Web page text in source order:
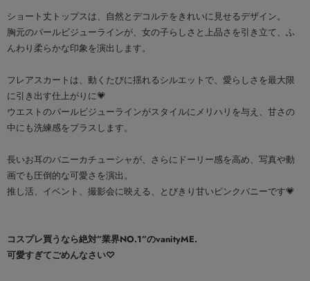
ショート丈トップスは、自然とデコルテをきれいに見せるデザイン。
胸元のパールビジューラインが、女の子らしさと上品さを引き立て、ふ
んわり柔らかな印象を演出します。
フレアスカートは、動くたびに揺れるシルエットで、愛らしさを最大限
に引き出す仕上がりに💗
ウエストのパールビジューラインがスタイルにメリハリを与え、甘さの
中にも洗練感をプラスします。
長いお耳のバニーカチューシャが、さらにドーリー感を高め、写真や動
画でも圧倒的な可愛さを演出。
推し活、イベント、撮影会に映える、とびきり甘いピンクバニーです💗
コスプレ買うなら絶対”業界NO.1”のvanityME.
可愛すぎてごめんなさい♡